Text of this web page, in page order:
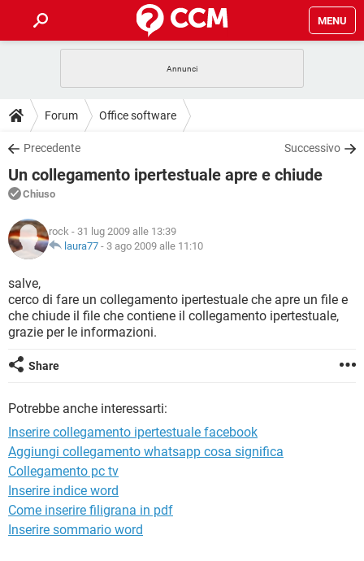
MENU
INTRATTENIMENTO
iOS
INSTAGRAM WHATSAPP
TIKTOK
HARDWARE
GUIDE
COVID-19
iOS
INSTAGRAM
TIKTOK FACEBOOK
DOWNLOAD
COVID-19 GAMING
INTRATTENIMENTO
iOS
INSTAGRAM
TIKTOK
HARDWARE
FORUM
COVID-19
INTRATTENIMENTO ANDROID
INSTAGRAM WHATSAPP
TIKTOK
HARDWARE
GLOSSARIO
COVID-19
INTRATTENIMENTO
iOS WINDOWS 10
INSTAGRAM
TIKTOK
Forum Office software
Precedente Successivo
Un collegamento ipertestuale apre e chiude
Chiuso
rock - 31 lug 2009 alle 13:39
laura77 - 3 ago 2009 alle 11:10
salve,
cerco di fare un collegamento ipertestuale che apre un file e
che chiude il file che contiene il collegamento ipertestuale,
grazie per le informazioni.
Share
Potrebbe anche interessarti:
Inserire collegamento ipertestuale facebook
Aggiungi collegamento whatsapp cosa significa
Collegamento pc tv
Inserire indice word
Come inserire filigrana in pdf
Inserire sommario word